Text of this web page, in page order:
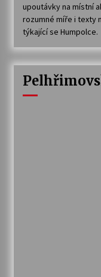
upoutávky na místní
rozumné míře i texty
týkající se Humpolce.